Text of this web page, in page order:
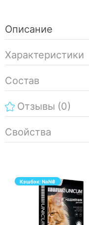
Описание
Характеристики
Состав
Отзывы (0)
Свойства
Кэшбэк:NaN₴